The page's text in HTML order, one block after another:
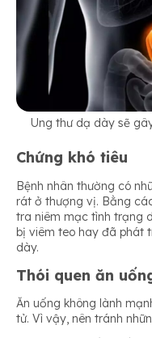
Ung thư dạ dày sẽ
Chứng khó tiêu
Bệnh nhân thường có
rát ở thượng vị. Bằng
tra niêm mạc tình trạng
bị viêm teo hay đã phát
dày.
Thói quen ăn
Ăn uống không lành
tử. Vì vậy, nên tránh